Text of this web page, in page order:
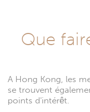
Que
A Hong Kong, les
se trouvent
points d'intérêt.